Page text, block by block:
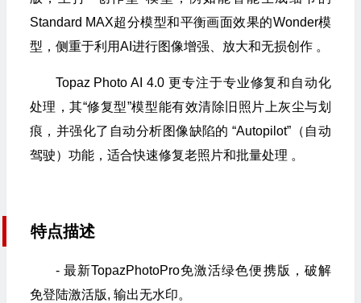
Standard MAX超分模型和平衡画面效果的Wonder模
型，侧重于利用AI进行图像增强、放大和无损创作 。
Topaz Photo AI 4.0 更专注于专业修复和自动化
处理，其“修复型”模型能有效清除旧照片上灰尘与划
痕，并强化了自动分析图像缺陷的 “Autopilot”（自动
驾驶）功能，适合快速修复老照片和批量处理 。
特点描述
- 最新TopazPhotoPro免激活绿色便携版，破解
免登陆激活版, 输出无水印。